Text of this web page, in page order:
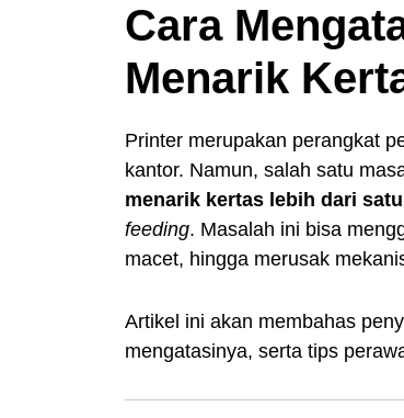
Cara
Menarik
Printer merupakan perangkat
kantor. Namun, salah satu
menarik kertas lebih dari
feeding. Masalah ini bisa
macet, hingga merusak
Artikel ini akan membahas
mengatasinya, serta tips